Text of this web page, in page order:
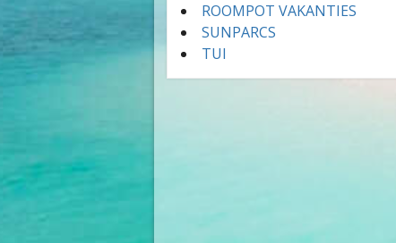
ROOMPOT VAKANTIES
SUNPARCS
TUI